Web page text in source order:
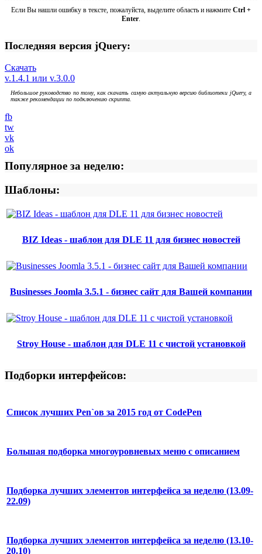
Если Вы нашли ошибку в тексте, пожалуйста, выделите область и нажмите Ctrl +
Enter.
Последняя версия jQuery:
Скачать
v.1.4.1 или v.3.0.0
Небольшое руководство по тому, как скачать самую актуальную версию библиотеки jQuery, а
также рекомендации по подключению скрипта.
fb
tw
vk
ok
Популярное за неделю:
Шаблоны:
BIZ Ideas - шаблон для DLE 11 для бизнес новостей
Businesses Joomla 3.5.1 - бизнес сайт для Вашей компании
Stroy House - шаблон для DLE 11 с чистой установкой
Подборки интерфейсов:
Список лучших Pen`ов за 2015 год от CodePen
Большая подборка многоуровневых меню с описанием
Подборка лучших элементов интерфейса за неделю (13.09-
22.09)
Подборка лучших элементов интерфейса за неделю (13.10-
20.10)